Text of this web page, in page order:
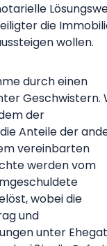
die
wollen.
durch einen
Geschwistern.
der
Anteile der
vereinbarten
werden vom
wobei die
und
unter